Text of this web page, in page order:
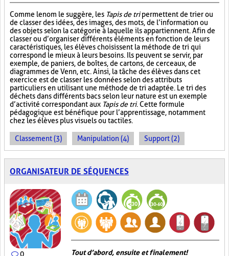
Comme le nom le suggère, les Tapis de tripermettent de trier ou
de classer des idées, des images, des mots, de l’information ou
des objets selon la catégorie à laquelle ils appartiennent. Afin de
classer ou d’organiser différents éléments en fonction de leurs
caractéristiques, les élèves choisissent la méthode de tri qui
correspond le mieux à leurs besoins. Ils peuvent se servir, par
exemple, de paniers, de boîtes, de cartons, de cerceaux, de
diagrammes de Venn, etc. Ainsi, la tâche des élèves dans cet
exercice est de classer les données selon des attributs
particuliers en utilisant une méthode de tri adaptée. Le tri des
déchets dans différents bacs selon leur nature est un exemple
d’activité correspondant aux Tapis de tri. Cette formule
pédagogique est bénéfique pour l’apprentissage, notamment
chez les élèves plus visuels ou tactiles.
Classement (3) Manipulation (4) Support (2)
ORGANISATEUR DE SÉQUENCES
0 Tout d’abord, ensuite et finalement!